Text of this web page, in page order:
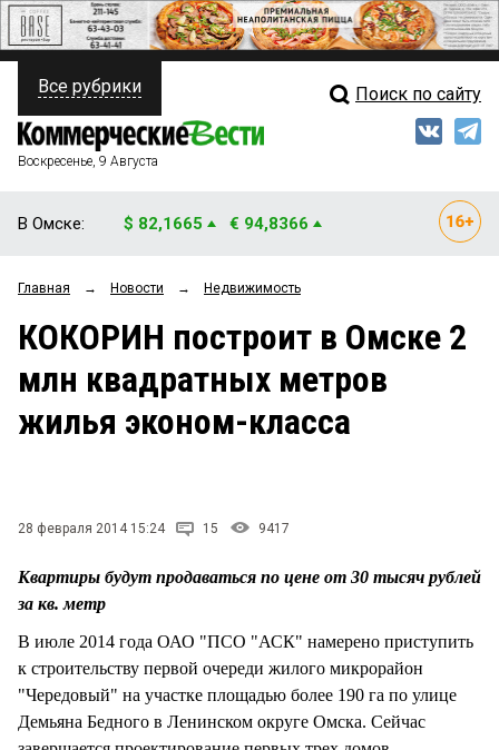
ПОЛИТИКА
ФИНАНСЫ
ОБЩЕСТВО
ЗАКОН
НОВОСТИ КОМПАНИЙ
Свежий выпуск
Мнения
Рейтинги
Блоги
Архив
Все рубрики Поиск по сайту
Воскресенье, 9 Августа
В Омске: $ 82,1665 € 94,8366
Главная → Новости → Недвижимость
КОКОРИН построит в Омске 2
млн квадратных метров
жилья эконом-класса
28 февраля 2014 15:24 15 9417
Квартиры будут продаваться по цене от 30 тысяч рублей
за кв. метр
В июле 2014 года ОАО "ПСО "АСК" намерено приступить
к строительству первой очереди жилого микрорайон
"Чередовый" на участке площадью более 190 га по улице
Демьяна Бедного в Ленинском округе Омска. Сейчас